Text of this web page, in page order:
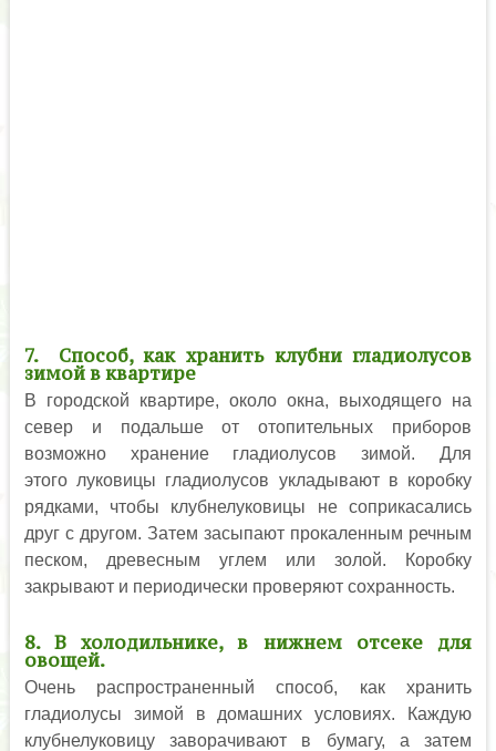
7. Способ, как хранить клубни гладиолусов
зимой в квартире
В городской квартире, около окна, выходящего на
север и подальше от отопительных приборов
возможно хранение гладиолусов зимой. Для
этого луковицы гладиолусов укладывают в коробку
рядками, чтобы клубнелуковицы не соприкасались
друг с другом. Затем засыпают прокаленным речным
песком, древесным углем или золой. Коробку
закрывают и периодически проверяют сохранность.
8. В холодильнике, в нижнем отсеке для
овощей.
Очень распространенный способ, как хранить
гладиолусы зимой в домашних условиях. Каждую
клубнелуковицу заворачивают в бумагу, а затем